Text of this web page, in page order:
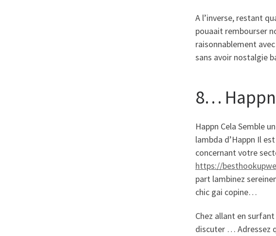
A l’inverse, restant
pouaait rembourser
raisonnablement
sans avoir nostalgie
8… Happn
Happn Cela Semble
lambda d’Happn Il
concernant votre
https://
part lambinez
chic gai copine…
Chez allant en
discuter … Adressez